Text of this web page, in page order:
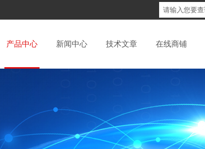
产品中心 新闻中心 技术文章 在线商铺